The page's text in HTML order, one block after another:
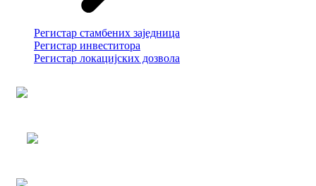
Регистар стамбених заједница
Регистар инвеститора
Регистар локацијских дозвола